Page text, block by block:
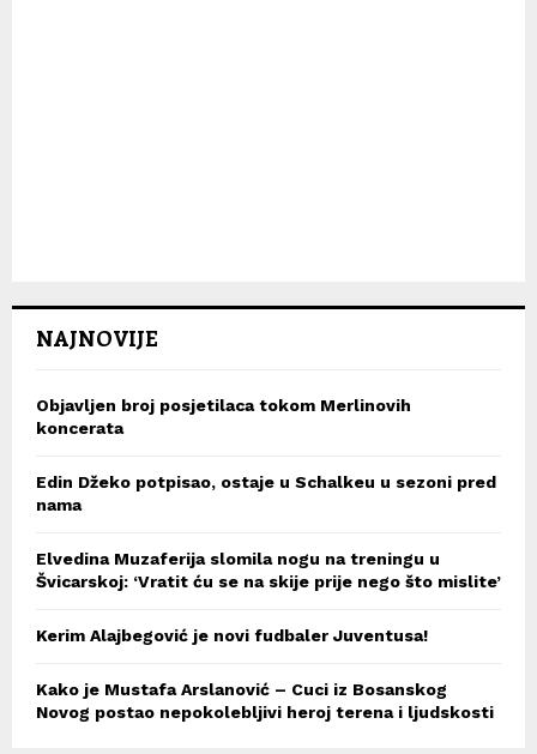
NAJNOVIJE
Objavljen broj posjetilaca tokom Merlinovih
koncerata
Edin Džeko potpisao, ostaje u Schalkeu u sezoni pred
nama
Elvedina Muzaferija slomila nogu na treningu u
Švicarskoj: ‘Vratit ću se na skije prije nego što mislite’
Kerim Alajbegović je novi fudbaler Juventusa!
Kako je Mustafa Arslanović – Cuci iz Bosanskog
Novog postao nepokolebljivi heroj terena i ljudskosti